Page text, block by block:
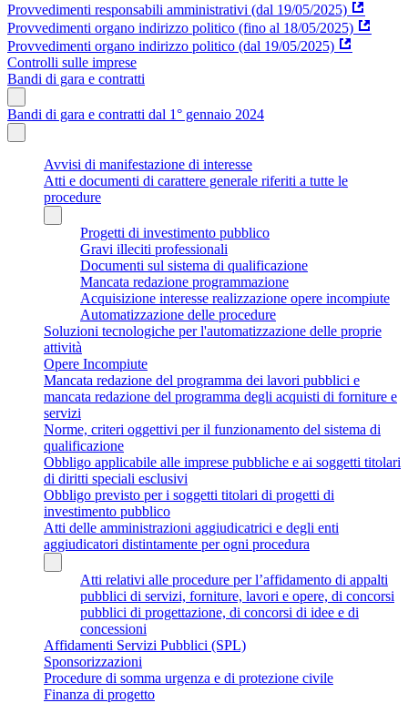
Provvedimenti responsabili amministrativi (dal 19/05/2025)
Provvedimenti organo indirizzo politico (fino al 18/05/2025)
Provvedimenti organo indirizzo politico (dal 19/05/2025)
Controlli sulle imprese
Bandi di gara e contratti
Bandi di gara e contratti dal 1° gennaio 2024
Avvisi di manifestazione di interesse
Atti e documenti di carattere generale riferiti a tutte le
procedure
Progetti di investimento pubblico
Gravi illeciti professionali
Documenti sul sistema di qualificazione
Mancata redazione programmazione
Acquisizione interesse realizzazione opere incompiute
Automatizzazione delle procedure
Soluzioni tecnologiche per l'automatizzazione delle proprie
attività
Opere Incompiute
Mancata redazione del programma dei lavori pubblici e
mancata redazione del programma degli acquisti di forniture e
servizi
Norme, criteri oggettivi per il funzionamento del sistema di
qualificazione
Obbligo applicabile alle imprese pubbliche e ai soggetti titolari
di diritti speciali esclusivi
Obbligo previsto per i soggetti titolari di progetti di
investimento pubblico
Atti delle amministrazioni aggiudicatrici e degli enti
aggiudicatori distintamente per ogni procedura
Atti relativi alle procedure per l’affidamento di appalti
pubblici di servizi, forniture, lavori e opere, di concorsi
pubblici di progettazione, di concorsi di idee e di
concessioni
Affidamenti Servizi Pubblici (SPL)
Sponsorizzazioni
Procedure di somma urgenza e di protezione civile
Finanza di progetto